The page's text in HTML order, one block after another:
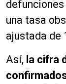
defunciones
una tasa
ajustada de
Así, la cifra